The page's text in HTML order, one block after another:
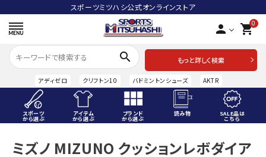
スポーツミツハシ公式オンラインストア
person 0
shopping_cart
search
もっと詳しく検索
アディゼロ クリフトン10 バドミントンシューズ AKTR
スポーツ
から選ぶ
アイテム
から選ぶ
ブランド
から選ぶ
読み物 SALE品は
こちら
ACCOUNT MENU
ようこそ ゲスト 様
ミズノ MIZUNO クッションレボダイア